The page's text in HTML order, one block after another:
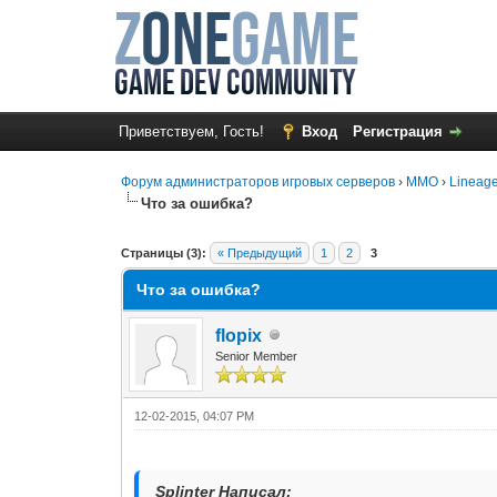
Приветствуем, Гость! Вход Регистрация
Форум администраторов игровых серверов › MMO ›
Что за ошибка?
Страницы (3): « Предыдущий 1 2 3
1 Голос(ов) - 1 в среднем
1
2
3
4
5
Что за ошибка?
flopix
Senior Member
12-02-2015, 04:07 PM
Splinter Написал: